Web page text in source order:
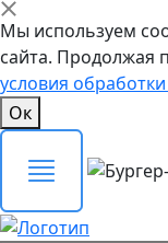
Мы используем
сайта. Продолжая
условия
Ок